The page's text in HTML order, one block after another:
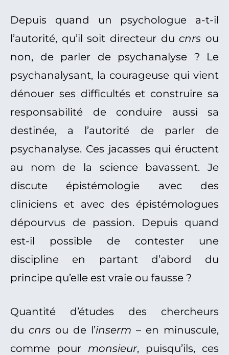
Depuis quand un psychologue a-t-il
l’autorité, qu’il soit directeur ducnrs ou
non, de parler de psychanalyse ? Le
psychanalysant, la courageuse qui vient
dénouer ses difficultés et construire sa
responsabilité de conduire aussi sa
destinée, a l’autorité de parler de
psychanalyse. Ces jacasses qui éructent
au nom de la science bavassent. Je
discute épistémologie avec des
cliniciens et avec des épistémologues
dépourvus de passion. Depuis quand
est-il possible de contester une
discipline en partant d’abord du
principe qu’elle est vraie ou fausse ?
Quantité d’études des chercheurs
du cnrs ou de l’inserm – en minuscule,
comme pour monsieur, puisqu’ils, ces